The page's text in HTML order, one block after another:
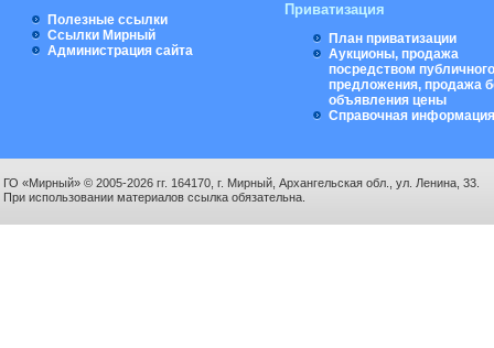
Полезные ссылки
Ссылки Мирный
Администрация сайта
Приватизация
План приватизации
Аукционы, продажа
посредством публичного
предложения, продажа
объявления цены
Справочная информация
ГО «Мирный» © 2005-2026 гг. 164170, г. Мирный, Архангельская обл., ул. Ленина, 33.
При использовании материалов ссылка обязательна.